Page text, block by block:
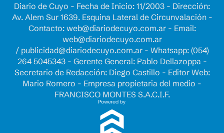
Diario de Cuyo - Fecha de Inicio: 11/2003 - Dirección:
Av. Alem Sur 1639. Esquina Lateral de Circunvalación -
Contacto: web@diariodecuyo.com.ar- Email:
web@diariodecuyo.com.ar
/ publicidad@diariodecuyo.com.ar- Whatsapp: (054)
264 5045343 - Gerente General: Pablo Dellazoppa -
Secretario de Redacción: Diego Castillo - Editor Web:
Mario Romero - Empresa propietaria del medio -
FRANCISCO MONTES S.A.C.I.F.